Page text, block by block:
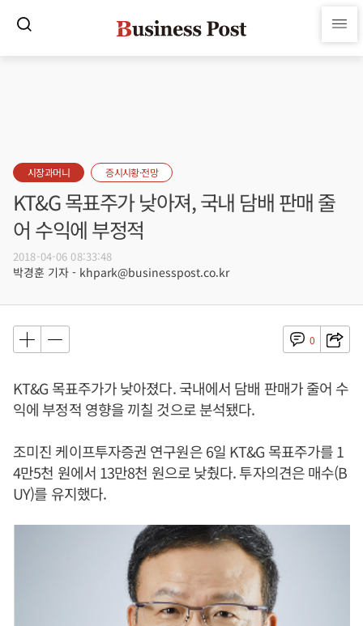
시장과머니 증시시황·전망
KT&G 목표주가 낮아져, 국내 담배 판매 줄
어 수익에 부정적
2018-04-06 08:33:48
박경훈 기자 - khpark@businesspost.co.kr
0
KT&G 목표주가가 낮아졌다. 국내에서 담배 판매가 줄어 수
익에 부정적 영향을 끼칠 것으로 분석됐다.
조미진 케이프투자증권 연구원은 6일 KT&G 목표주가를 1
4만5천 원에서 13만8천 원으로 낮췄다. 투자의견은 매수(B
UY)를 유지했다.